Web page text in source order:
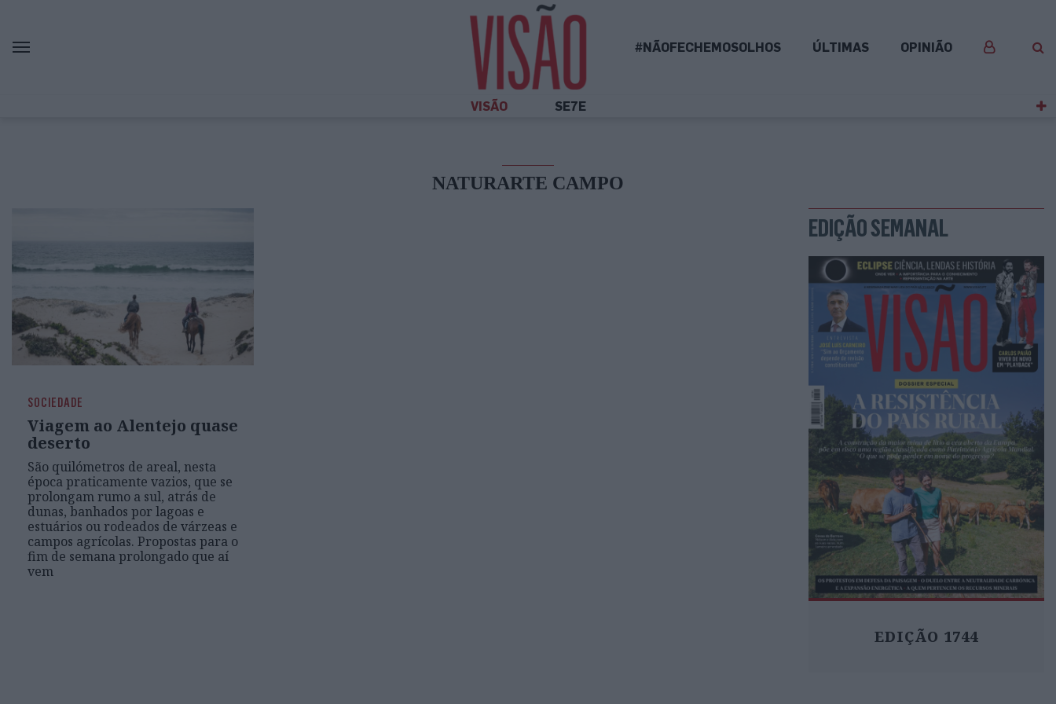
#NÃOFECHEMOSOLHOS ÚLTIMAS OPINIÃO
VISÃO SE7E
NATURARTE CAMPO
SOCIEDADE
Viagem ao Alentejo quase
deserto
São quilómetros de areal, nesta
época praticamente vazios, que se
prolongam rumo a sul, atrás de
dunas, banhados por lagoas e
estuários ou rodeados de várzeas e
campos agrícolas. Propostas para o
fim de semana prolongado que aí
vem
EDIÇÃO SEMANAL
EDIÇÃO 1744